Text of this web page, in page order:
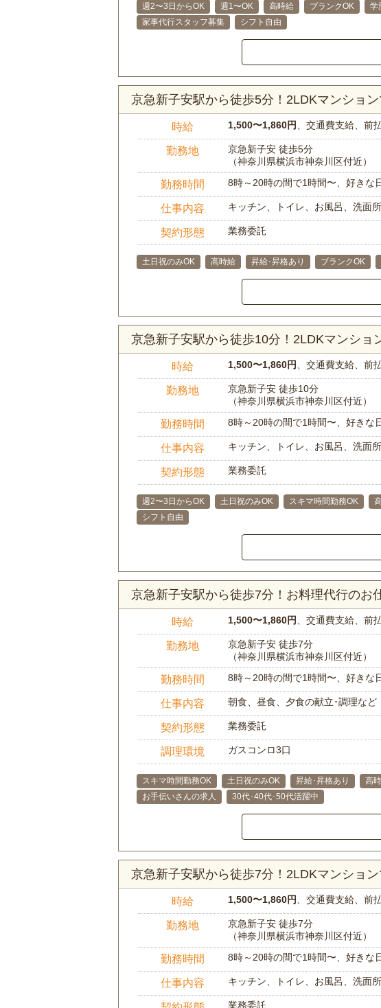
週2〜3日からOK 週1〜OK 高時給 ブランクOK 学
家事代行スタッフ募集
シフト自由
京急新子安駅から徒歩5分！2LDKマンショ
時給 1,500〜1,860円 、交通費支給、前
勤務地
京急新子安 徒歩5分
（神奈川県横浜市神奈川区付近）
勤務時間 8時～20時の間で1時間〜、好きな
仕事内容 キッチン、トイレ、お風呂、洗面
契約形態 業務委託
土日祝のみOK 高時給 昇給･昇格あり ブランクOK
京急新子安駅から徒歩10分！2LDKマンショ
時給 1,500〜1,860円 、交通費支給、前
勤務地
京急新子安 徒歩10分
（神奈川県横浜市神奈川区付近）
勤務時間 8時～20時の間で1時間〜、好きな
仕事内容 キッチン、トイレ、お風呂、洗面
契約形態 業務委託
週2〜3日からOK 土日祝のみOK スキマ時間勤務OK
シフト自由
京急新子安駅から徒歩7分！お料理代行のお
時給 1,500〜1,860円 、交通費支給、前
勤務地
京急新子安 徒歩7分
（神奈川県横浜市神奈川区付近）
勤務時間 8時～20時の間で1時間〜、好きな
仕事内容 朝食、昼食、夕食の献立･調理など
契約形態 業務委託
調理環境 ガスコンロ3口
スキマ時間勤務OK 土日祝のみOK 昇給･昇格あり 高
お手伝いさんの求人
30代･40代･50代活躍中
京急新子安駅から徒歩7分！2LDKマンショ
時給 1,500〜1,860円 、交通費支給、前
勤務地
京急新子安 徒歩7分
（神奈川県横浜市神奈川区付近）
勤務時間 8時～20時の間で1時間〜、好きな
仕事内容 キッチン、トイレ、お風呂、洗面
業務委託